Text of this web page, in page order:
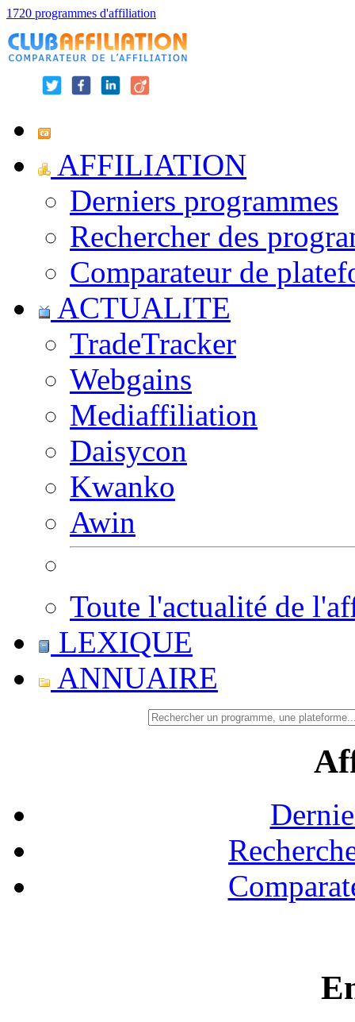
1720 programmes d'affiliation
AFFILIATION
Derniers programmes
Rechercher des
Comparateur de
ACTUALITE
TradeTracker
Webgains
Mediaffiliation
Daisycon
Kwanko
Awin
Toute l'actualité de
LEXIQUE
ANNUAIRE